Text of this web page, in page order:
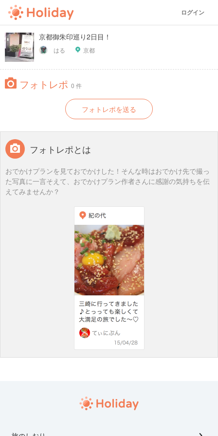
ログイン
京都御朱印巡り2日目！
はる 京都
フォトレポ 0 件
フォトレポを送る
フォトレポとは
おでかけプランを見ておでかけした！そんな時はおでかけ先で撮っ
た写真に一言そえて、おでかけプラン作者さんに感謝の気持ちを伝
えてみませんか？